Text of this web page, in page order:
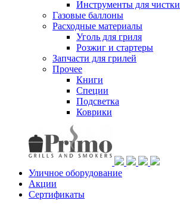
Инструменты для чистки
Газовые баллоны
Расходные материалы
Уголь для гриля
Розжиг и стартеры
Запчасти для грилей
Прочее
Книги
Специи
Подсветка
Коврики
Уличное оборудование
Акции
Сертификаты